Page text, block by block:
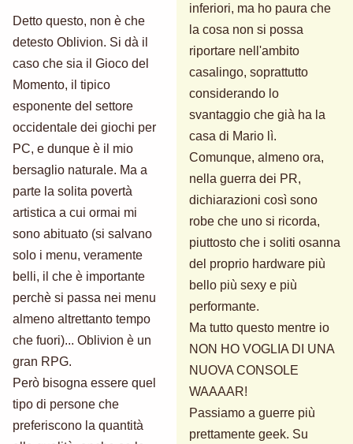
Detto questo, non è che
detesto Oblivion. Si dà il
caso che sia il Gioco del
Momento, il tipico
esponente del settore
occidentale dei giochi per
PC, e dunque è il mio
bersaglio naturale. Ma a
parte la solita povertà
artistica a cui ormai mi
sono abituato (si salvano
solo i menu, veramente
belli, il che è importante
perchè si passa nei menu
almeno altrettanto tempo
che fuori)... Oblivion è un
gran RPG.
Però bisogna essere quel
tipo di persone che
preferiscono la quantità
inferiori, ma ho paura che
la cosa non si possa
riportare nell'ambito
casalingo, soprattutto
considerando lo
svantaggio che già ha la
casa di Mario lì.
Comunque, almeno ora,
nella guerra dei PR,
dichiarazioni così sono
robe che uno si ricorda,
piuttosto che i soliti osanna
del proprio hardware più
bello più sexy e più
performante.
Ma tutto questo mentre io
NON HO VOGLIA DI UNA
NUOVA CONSOLE
WAAAAR!
Passiamo a guerre più
prettamente geek. Su